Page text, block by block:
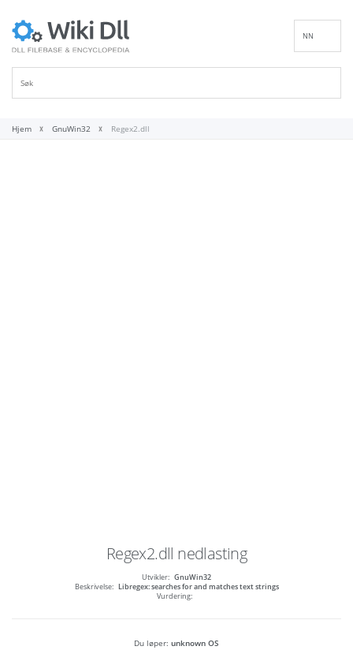
NN
Hjem GnuWin32 Regex2.dll
Regex2.dll nedlasting
Utvikler: GnuWin32
Beskrivelse: Libregex: searches for and matches text strings
Vurdering:
Du løper: unknown OS